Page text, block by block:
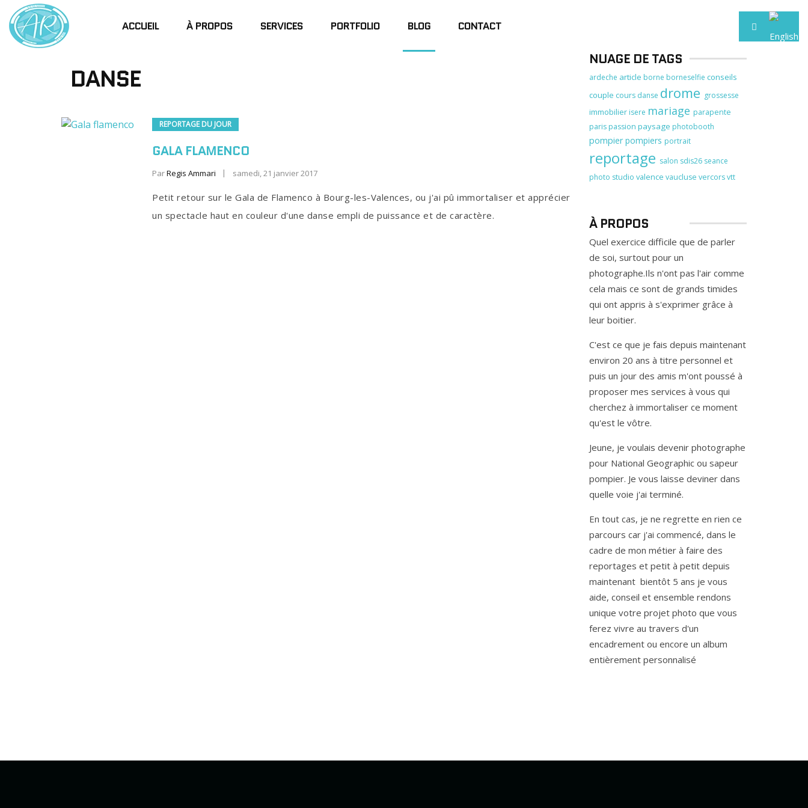
ACCUEIL À PROPOS SERVICES PORTFOLIO BLOG CONTACT
DANSE
REPORTAGE DU JOUR
GALA FLAMENCO
ParRegis Ammari samedi, 21 janvier 2017
Petit retour sur le Gala de Flamenco à Bourg-les-Valences, ou j'ai pû immortaliser et apprécier
un spectacle haut en couleur d'une danse empli de puissance et de caractère.
NUAGE DE TAGS
ardeche article borne borneselfie conseils
couple cours danse drome grossesse
immobilier isere mariage parapente
paris passion paysage photobooth
pompierpompiers portrait
reportage salon sdis26 seance
photo studio valence vaucluse vercorsvtt
À PROPOS
Quel exercice difficile que de parler
de soi, surtout pour un
photographe.Ils n'ont pas l'air comme
cela mais ce sont de grands timides
qui ont appris à s'exprimer grâce à
leur boitier.
C'est ce que je fais depuis maintenant
environ 20 ans à titre personnel et
puis un jour des amis m'ont poussé à
proposer mes services à vous qui
cherchez à immortaliser ce moment
qu'est le vôtre.
Jeune, je voulais devenir photographe
pour National Geographic ou sapeur
pompier. Je vous laisse deviner dans
quelle voie j'ai terminé.
En tout cas, je ne regrette en rien ce
parcours car j'ai commencé, dans le
cadre de mon métier à faire des
reportages et petit à petit depuis
maintenant bientôt 5 ans je vous
aide, conseil et ensemble rendons
unique votre projet photo que vous
ferez vivre au travers d'un
encadrement ou encore un album
entièrement personnalisé